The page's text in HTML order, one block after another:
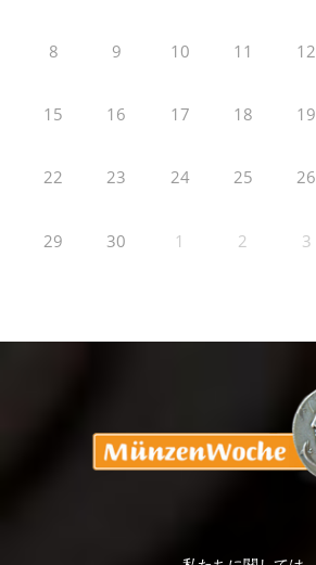
8 9 10 11 12
15 16 17 18 19
22 23 24 25 26
29 30 1 2 3